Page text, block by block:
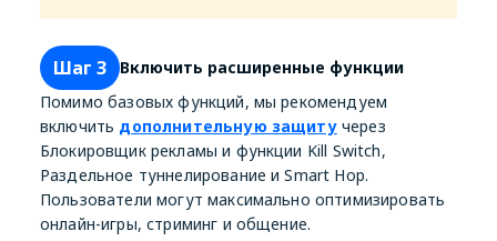
Шаг 3
Включить расширенные функции
Помимо базовых функций, мы рекомендуем
включить дополнительную защитучерез
Блокировщик рекламы и функции Kill Switch,
Раздельное туннелирование и Smart Hop.
Пользователи могут максимально оптимизировать
онлайн-игры, стриминг и общение.